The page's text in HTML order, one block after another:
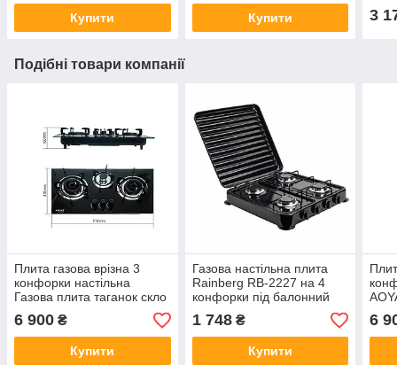
Купити Купити 3
Подібні товари компанії
Плита газова врізна 3
конфорки настільна
Газова плита таганок скло
AYGAZ 3 конфорки скло
6 900 ₴
Купити
Газова настільна плита
Rainberg RB-2227 на 4
конфорки під балонний
газ, таганок чорний, білий
1 748₴
Купити
6